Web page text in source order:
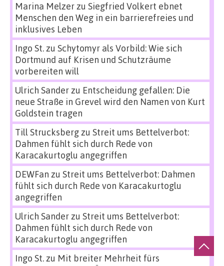
Marina Melzerzu Siegfried Volkert ebnet
Menschen den Weg in ein barrierefreies und
inklusives Leben
Ingo St.zu Schytomyr als Vorbild: Wie sich
Dortmund auf Krisen und Schutzräume
vorbereiten will
Ulrich Sanderzu Entscheidung gefallen: Die
neue Straße in Grevel wird den Namen von Kurt
Goldstein tragen
Till Strucksbergzu Streit ums Bettelverbot:
Dahmen fühlt sich durch Rede von
Karacakurtoglu angegriffen
DEWFan zu Streit ums Bettelverbot: Dahmen
fühlt sich durch Rede von Karacakurtoglu
angegriffen
Ulrich Sanderzu Streit ums Bettelverbot:
Dahmen fühlt sich durch Rede von
Karacakurtoglu angegriffen
Ingo St.zu Mit breiter Mehrheit fürs